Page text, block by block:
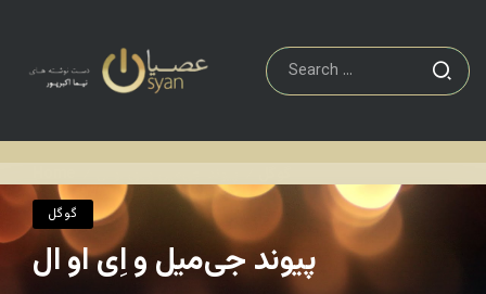
گوگل
پیوند جی‌میل و اِی او‌ ال